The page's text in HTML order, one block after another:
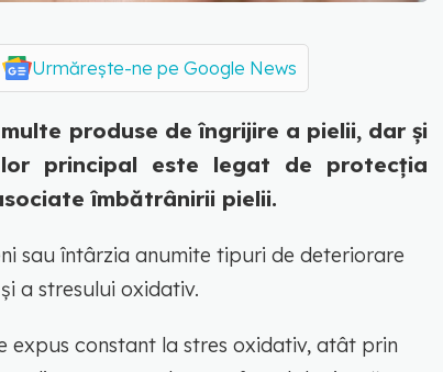
Urmărește-ne pe Google News
produse de îngrijire a pielii, dar și
principal este legat de protecția
îmbătrânirii pielii.
sau întârzia anumite tipuri de deteriorare
a stresului oxidativ.
expus constant la stres oxidativ, atât prin